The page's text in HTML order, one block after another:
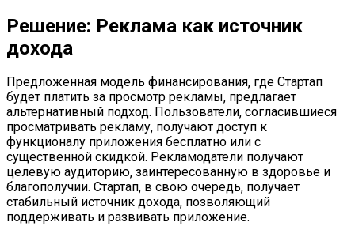
Решение: Реклама как источник
дохода
Предложенная модель финансирования‚ где Стартап
будет платить за просмотр рекламы‚ предлагает
альтернативный подход. Пользователи‚ согласившиеся
просматривать рекламу‚ получают доступ к
функционалу приложения бесплатно или с
существенной скидкой. Рекламодатели получают
целевую аудиторию‚ заинтересованную в здоровье и
благополучии. Стартап‚ в свою очередь‚ получает
стабильный источник дохода‚ позволяющий
поддерживать и развивать приложение.